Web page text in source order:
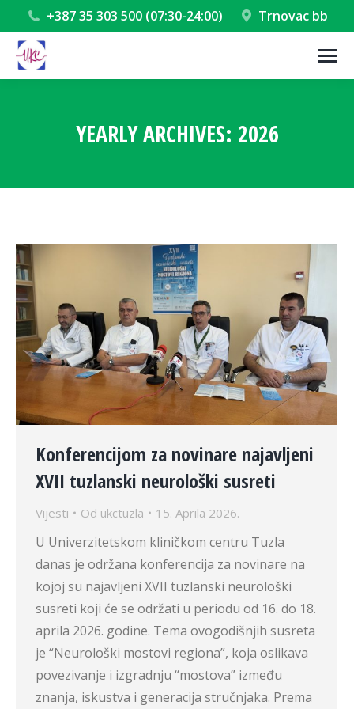
+387 35 303 500 (07:30-24:00) Trnovac bb
YEARLY ARCHIVES: 2026
Konferencijom za novinare najavljeni
XVII tuzlanski neurološki susreti
Vijesti Od ukctuzla 15. Aprila 2026.
U Univerzitetskom kliničkom centru Tuzla
danas je održana konferencija za novinare na
kojoj su najavljeni XVII tuzlanski neurološki
susreti koji će se održati u periodu od 16. do 18.
aprila 2026. godine. Tema ovogodišnjih susreta
je “Neurološki mostovi regiona”, koja oslikava
povezivanje i izgradnju “mostova” između
znanja, iskustva i generacija stručnjaka. Prema